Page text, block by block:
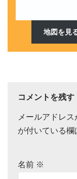
地図を見
コメントを残す
メールアドレ
が付いている
名前 ※